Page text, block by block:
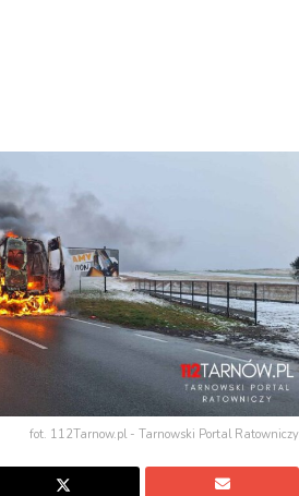
fot. 112Tarnow.pl - Tarnowski Portal Ratowniczy